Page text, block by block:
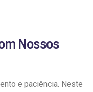
Nossos
e paciência. Neste